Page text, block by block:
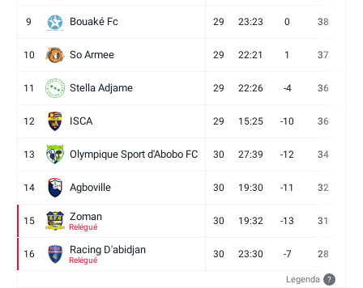
9 Bouaké Fc 29 23:23 0 38
10 So Armee 29 22:21 1 37
11 Stella Adjame 29 22:26 -4 36
12 ISCA 29 15:25 -10 36
13 Olympique Sport d'Abobo FC 30 27:39 -12 34
14 Agboville 30 19:30 -11 32
15 Zoman
Relégué
30 19:32 -13 31
16 Racing D'abidjan
Relégué
30 23:30 -7 28
Legenda ?